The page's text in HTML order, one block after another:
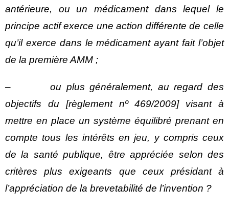
antérieure, ou un médicament dans lequel le
principe actif exerce une action différente de celle
qu’il exerce dans le médicament ayant fait l’objet
de la première AMM ;
– ou plus généralement, au regard des
objectifs du [règlement nº 469/2009] visant à
mettre en place un système équilibré prenant en
compte tous les intérêts en jeu, y compris ceux
de la santé publique, être appréciée selon des
critères plus exigeants que ceux présidant à
l’appréciation de la brevetabilité de l’invention ?